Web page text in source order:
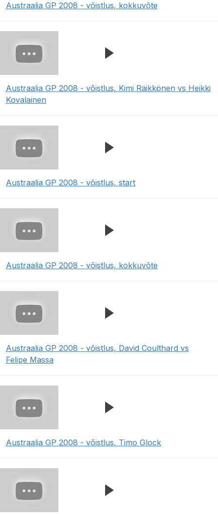
Austraalia GP 2008 - võistlus, kokkuvõte
Austraalia GP 2008 - võistlus, Kimi Räikkönen vs Heikki
Kovalainen
Austraalia GP 2008 - võistlus, start
Austraalia GP 2008 - võistlus, kokkuvõte
Austraalia GP 2008 - võistlus, David Coulthard vs
Felipe Massa
Austraalia GP 2008 - võistlus, Timo Glock